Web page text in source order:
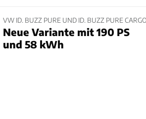
VW ID. BUZZ PURE UND ID. BUZZ PURE
Neue Variante mit 190 PS
und 58 kWh